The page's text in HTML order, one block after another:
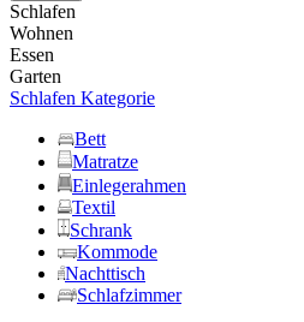
Schlafen
Wohnen
Essen
Garten
Schlafen Kategorie
Bett
Matratze
Einlegerahmen
Textil
Schrank
Kommode
Nachttisch
Schlafzimmer